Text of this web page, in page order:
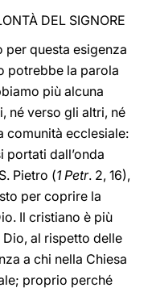
DEL SIGNORE
questa esigenza
potrebbe la parola
più alcuna
né verso gli altri, né
comunità ecclesiale:
portati dall’onda
Pietro (1 Petr. 2, 16),
per coprire la
Il cristiano è più
al rispetto delle
a chi nella Chiesa
proprio perché